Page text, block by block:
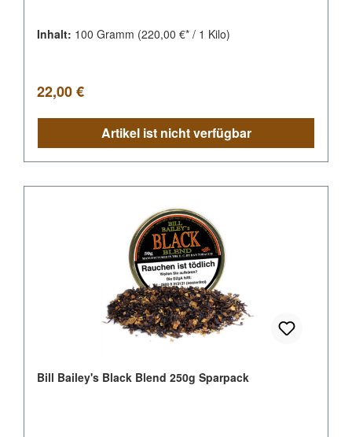
Inhalt: 100 Gramm (220,00 €* / 1 Kilo)
Regulärer Preis:
22,00 €
Artikel ist nicht verfügbar
Bill Bailey's Black Blend 250g Sparpack